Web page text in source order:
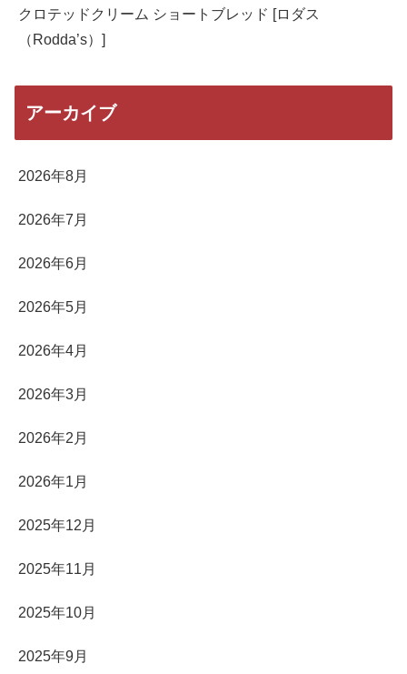
クロテッドクリーム ショートブレッド [ロダス
（Rodda’s）]
アーカイブ
2026年8月
2026年7月
2026年6月
2026年5月
2026年4月
2026年3月
2026年2月
2026年1月
2025年12月
2025年11月
2025年10月
2025年9月